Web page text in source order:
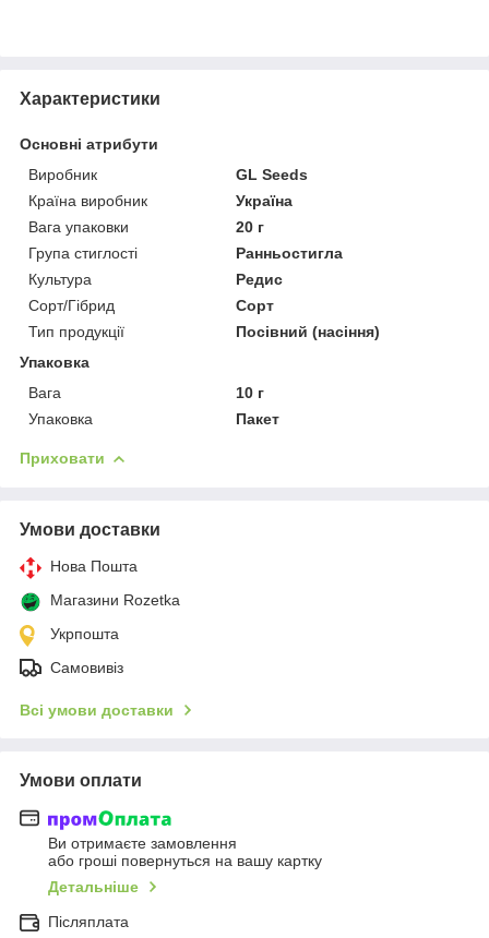
Характеристики
Основні атрибути
Виробник
GL Seeds
Країна виробник
Україна
Вага упаковки
20 г
Група стиглості
Ранньостигла
Культура
Редис
Сорт/Гібрид
Сорт
Тип продукції
Посівний (насіння)
Упаковка
Вага
10 г
Упаковка
Пакет
Приховати
Умови доставки
Нова Пошта
Магазини Rozetka
Укрпошта
Самовивіз
Всі умови доставки
Умови оплати
Ви отримаєте замовлення
або гроші повернуться на вашу картку
Детальніше
Післяплата